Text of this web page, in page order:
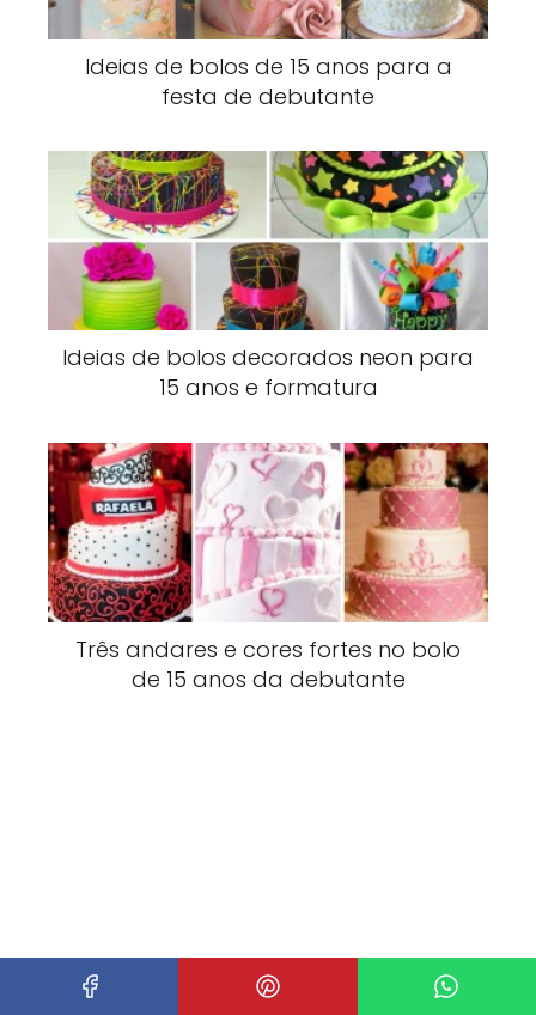
Ideias de bolos de 15 anos para a
festa de debutante
Ideias de bolos decorados neon para
15 anos e formatura
Três andares e cores fortes no bolo
de 15 anos da debutante